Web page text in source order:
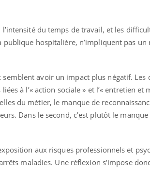
du temps de travail, et les
publique hospitalière, n’impliquent pas
avoir un impact plus négatif. Les
à l’« action sociale » et l’« entretien et
du métier, le manque de
Dans le second, c’est plutôt le manque
aux risques professionnels et
maladies. Une réflexion s’impose